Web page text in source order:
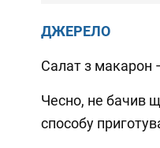
ДЖЕРЕЛО
Салат з макарон
Чесно, не бачив
способу